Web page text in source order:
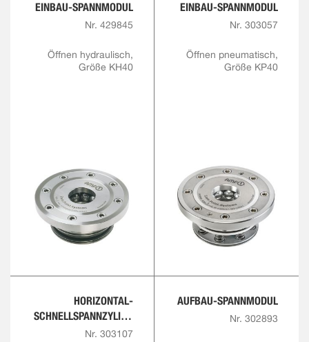
EINBAU-SPANNMODUL
Nr. 429845
Öffnen hydraulisch,
Größe KH40
EINBAU-SPANNMODUL
Nr. 303057
Öffnen pneumatisch,
Größe KP40
HORIZONTAL-
SCHNELLSPANNZYLIND
ER
Nr. 303107
AUFBAU-SPANNMODUL
Nr. 302893